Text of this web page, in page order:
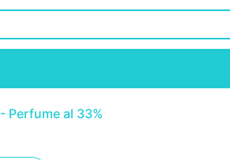
Perfume al 33%